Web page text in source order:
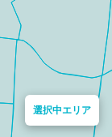
選択中エリア